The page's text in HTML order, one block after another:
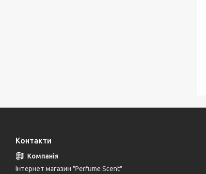
Контакти
Інтернет магазин "Perfume Scent"